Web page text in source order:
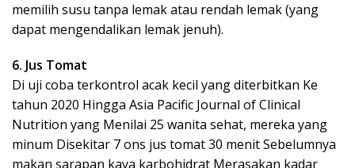
memilih susu tanpa lemak atau rendah lemak (yang
dapat mengendalikan lemak jenuh).
6. Jus Tomat
Di uji coba terkontrol acak kecil yang diterbitkan Ke
tahun 2020 Hingga Asia Pacific Journal of Clinical
Nutrition yang Menilai 25 wanita sehat, mereka yang
minum Disekitar 7 ons jus tomat 30 menit Sebelumnya
makan sarapan kaya karbohidrat Merasakan kadar